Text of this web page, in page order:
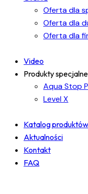
Oferta dla
Oferta dla
Oferta dla
Video
Produkty specjalne
Aqua Stop
Level X
Katalog produktów
Aktualności
Kontakt
FAQ